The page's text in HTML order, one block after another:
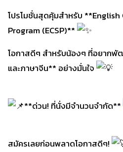
โปรโมชั่นสุดคุ้มสำหรับ
Program (ECSP)**
โอกาสดีๆ สำหรับน้องๆ ที่อยาก
และภาษาจีน** อย่างมั่นใจ
**ด่วน! ที่นั่งมีจำนวนจำกัด**
สมัครเลยก่อนพลาดโอกาสดีๆ!